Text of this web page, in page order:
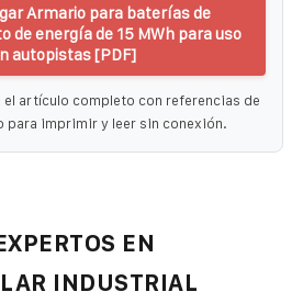
Armario para baterías de
de energía de 15 MWh para uso
autopistas [PDF]
el artículo completo con referencias de
para imprimir y leer sin conexión.
EN
INDUSTRIAL